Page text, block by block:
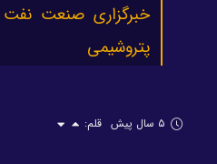
خبرگزاری صنعت نفت
پتروشیمی
۵ سال پیش قلم: